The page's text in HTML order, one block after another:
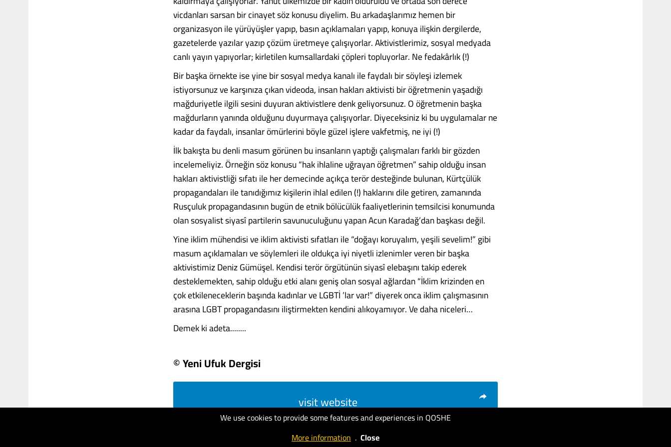
We use cookies to provide some features and experiences in QOSHE
More information . Close
vicdanları sarsan bir cinayet söz konusu diyelim. Bu arkadaşlarımız hemen bir
organizasyon ile yürüyüşler yapıp, basın açıklamaları yapıp, konuya ilişkin dergilerde,
gazetelerde yazılar yazıp çözüm üretmeye çalışıyorlar. Aktivistlerimiz, sosyal medyada
canlı yayın yapıyorlar; kirletilen kumsallardaki çöpleri topluyorlar. Ne fedakârlık (!)
Bir başka örnekte ise yine bir sosyal medya kanalı ile faydalı bir söyleşi izlemek
istiyorsunuz ve karşınıza çıkan videoda, insan hakları aktivisti bir öğretmenin yaşadığı
mağduriyetle ilgili sesini duyuran aktivistlere denk geliyorsunuz. O öğretmenin başka
mağdurların yanında olduğunu duyurmaya çalışıyorlar. Diyeceksiniz ki bu uygulamalar ne
kadar da faydalı, insanlar ömürlerini böyle güzel işlere vakfetmiş, ne iyi (!)
İlk bakışta bu denli masum görünen bu insanların yaptığı çalışmaları farklı bir gözden
incelemeliyiz. Örneğin söz konusu “hak ihlaline uğrayan öğretmen” sahip olduğu insan
hakları aktivistliği sıfatı ile her demecinde açıkça terör desteğinde bulunan, Kürtçülük
propagandaları ile tanıdığımız kişilerin ihlal edilen (!) haklarını dile getiren, zamanında
Rusçuluk propagandasının bugün de etnik bölücülük faaliyetlerinin temsilcisi konumunda
olan sosyalist siyasî partilerin savunuculuğunu yapan Acun Karadağ’dan başkası değil.
Yine iklim mühendisi ve iklim aktivisti sıfatları ile “doğayı koruyalım, yeşili sevelim!” gibi
masum açıklamaları ve söylemleri ile oldukça iyi niyetli izlenimler veren bir başka
aktivistimiz Deniz Gümüşel. Kendisi terör örgütünün siyasî elebaşını takip ederek
desteklemekten, sahip olduğu etki alanı geniş olan sosyal ağlardan “İklim krizinden en
çok etkileneceklerin başında kadınlar ve LGBTİ ’lar var!” diyerek onca iklim çalışmasının
arasına LGBT propagandasını iliştirmekten kendini alıkoyamıyor. Ve daha niceleri…
Demek ki adeta........
© Yeni Ufuk Dergisi
visit website